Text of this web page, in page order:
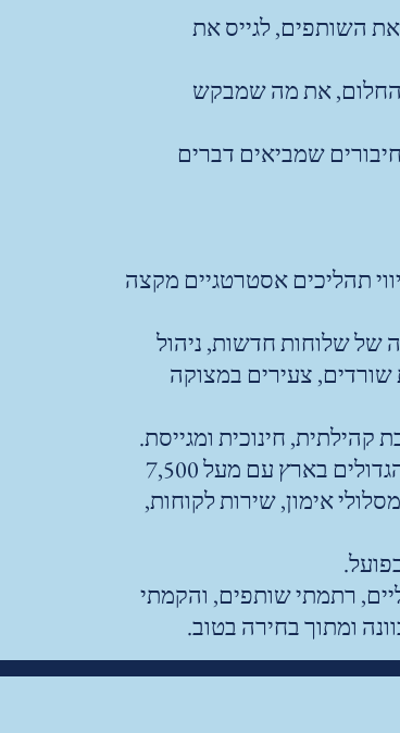
השותפים, לגייס את
החלום, את מה שמבקש
שמביאים דברים
תהליכים אסטרטגיים מקצה
בנייה של שלוחות חדשות, ניהול
במאות שורדים, צעירים במצוקה
חינוכית ומגייסת.
הייתי אחד מארבעת הבעלים של מועדון הכושר "אברי בדי" בתל אביב, שנחשב מהגדולים בארץ עם מעל 7,500
אימון, שירות לקוחות,
רתמתי שותפים, והקמתי